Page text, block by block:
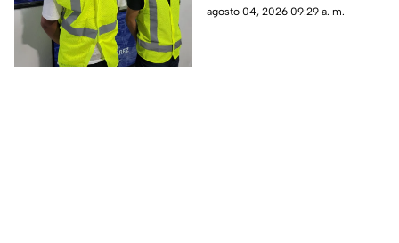
luego de frenar la huida de un
agosto 04, 2026 09:29 a. m.